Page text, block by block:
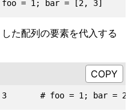
た配列の要素を代入する